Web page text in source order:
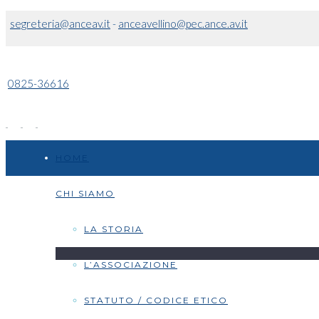
segreteria@anceav.it- anceavellino@pec.ance.av.it
0825-36616
CHI SIAMO
LA STORIA
L’ASSOCIAZIONE
STATUTO / CODICE ETICO